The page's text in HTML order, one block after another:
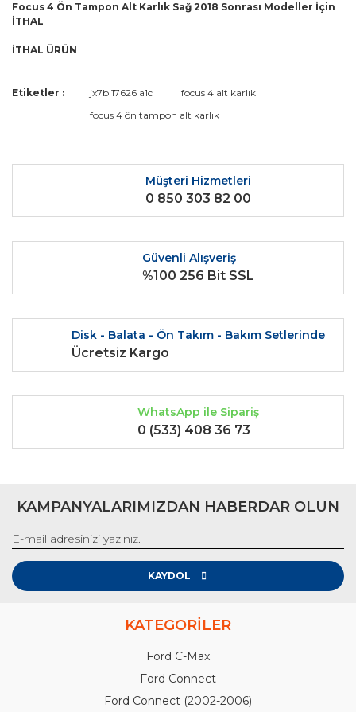
Focus 4 Ön Tampon Alt Karlık Sağ 2018 Sonrası Modeller İçin
İTHAL
İTHAL ÜRÜN
Bu ürüne ilk yorumu siz yapın!
Yorum Yaz
Bu ürünün fiyat bilgisi, resim, ürün açıklamalarında ve diğer
kullanarak tarafımıza iletebilirsiniz.
Ürün resmi kalitesiz, bozuk veya görüntülenemiyor.
Ürün açıklamasında eksik bilgiler bulunuyor.
Ürün bilgilerinde hatalar bulunuyor.
Ürün fiyatı diğer sitelerden daha pahalı.
Bu ürüne benzer farklı alternatifler olmalı.
Gönder
Etiketler : jx7b 17626 a1c
focus 4 alt karlık
focus 4 ön tampon alt karlık
Müşteri Hizmetleri
0 850 303 82 00
Güvenli Alışveriş
%100 256 Bit SSL
Disk - Balata - Ön Takım - Bakım Setlerinde
Ücretsiz Kargo
WhatsApp ile Sipariş
0 (533) 408 36 73
KAMPANYALARIMIZDAN HABERDAR OLUN
KAYDOL
KATEGORİLER
Ford C-Max
Ford Connect
Ford Connect (2002-2006)